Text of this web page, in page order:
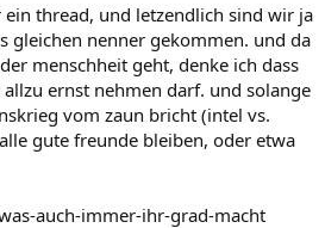
thread, und letzendlich sind wir ja
gleichen nenner gekommen. und da
menschheit geht, denke ich dass
ernst nehmen darf. und solange
vom zaun bricht (intel vs.
gute freunde bleiben, oder etwa
auch-immer-ihr-grad-macht